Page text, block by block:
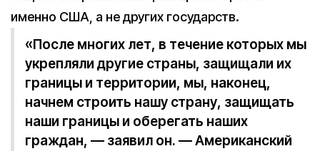
именно США, а не других государств.
«После многих лет, в течение которых мы
укрепляли другие страны, защищали их
границы и территории, мы, наконец,
начнем строить нашу страну, защищать
наши границы и оберегать наших
граждан, — заявил он. — Американский